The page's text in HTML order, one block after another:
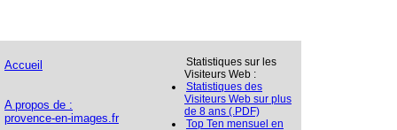
Accueil
A propos de :
provence-en-images.fr
Statistiques sur les
Visiteurs Web :
Statistiques des
Visiteurs Web sur plus
de 8 ans (.PDF)
Top Ten mensuel en